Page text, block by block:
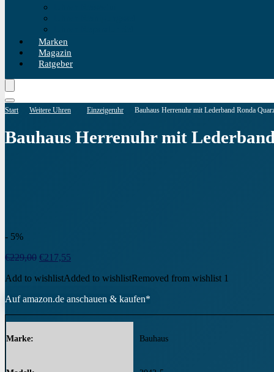
Marken
Magazin
Ratgeber
Start Weitere Uhren Einzeigeruhr Bauhaus Herrenuhr mit Lederband Ronda
Bauhaus Herrenuhr mit
- 5%
€229,00 Ursprünglicher
war:
€217,55
ist:
Add to wishlistAdded to wishlistRemoved from wishlist 1
Auf amazon.de anschauen & kaufen*
Marke Bauhaus